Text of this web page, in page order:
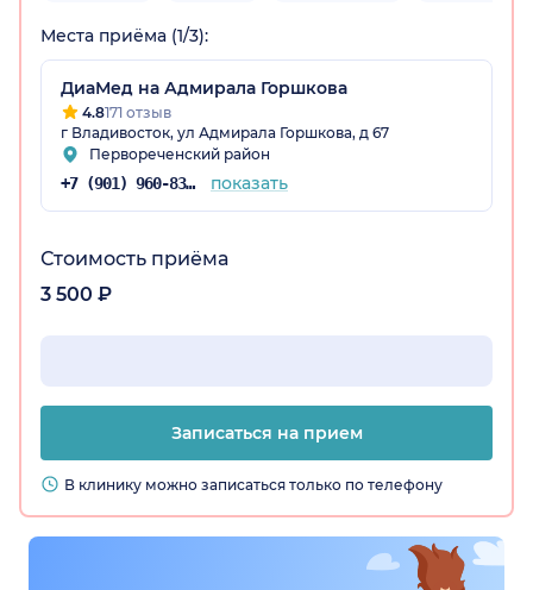
Места приёма (1/3):
ДиаМед на Адмирала Горшкова
4.8171 отзыв
г Владивосток, ул Адмирала Горшкова, д 67
Первореченский район
+7 (901) 960-83-48 показать
Стоимость приёма
3 500 ₽
Записаться на прием
В клинику можно записаться только по телефону